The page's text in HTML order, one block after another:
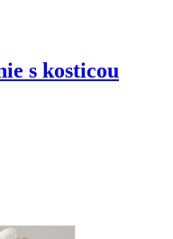
s kosticou